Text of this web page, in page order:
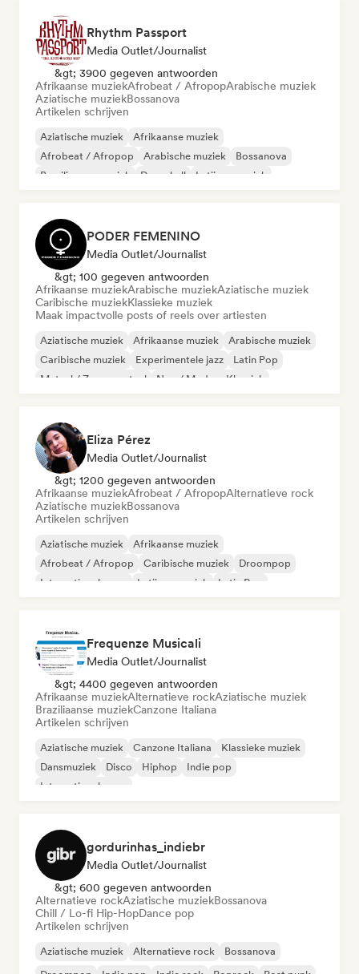
Rhythm Passport
Media Outlet/Journalist
&gt; 3900 gegeven antwoorden
Afrikaanse muziekAfrobeat / AfropopArabische muziek
Aziatische muziekBossanova
Artikelen schrijven
Aziatische muziek
Afrikaanse muziek
Afrobeat / Afropop
Arabische muziek
Bossanova
Braziliaanse muziek
Dancehall Latijnse muziek
PODER FEMENINO
Media Outlet/Journalist
&gt; 100 gegeven antwoorden
Afrikaanse muziekArabische muziekAziatische muziek
Caribische muziekKlassieke muziek
Maak impactvolle posts of reels over artiesten
Aziatische muziek Afrikaanse muziek
Arabische muziek
Caribische muziek
Experimentele jazz
Latin Pop
Metaal / Zwaar metaal
Neo / Modern Klassiek
Eliza Pérez
Media Outlet/Journalist
&gt; 1200 gegeven antwoorden
Afrikaanse muziekAfrobeat / AfropopAlternatieve rock
Aziatische muziekBossanova
Artikelen schrijven
Aziatische muziek
Afrikaanse muziek
Afrobeat / Afropop
Caribische muziek
Droompop
Internationale pop
Latijnse muziek Latin Pop
Frequenze Musicali
Media Outlet/Journalist
&gt; 4400 gegeven antwoorden
Afrikaanse muziekAlternatieve rockAziatische muziek
Braziliaanse muziekCanzone Italiana
Artikelen schrijven
Aziatische muziek Canzone Italiana
Klassieke muziek
Dansmuziek
Disco Hiphop
Indie pop
Internationale pop
gordurinhas_indiebr
Media Outlet/Journalist
&gt; 600 gegeven antwoorden
Alternatieve rockAziatische muziekBossanova
Chill / Lo-fi Hip-HopDance pop
Artikelen schrijven
Aziatische muziek Alternatieve rock
Bossanova